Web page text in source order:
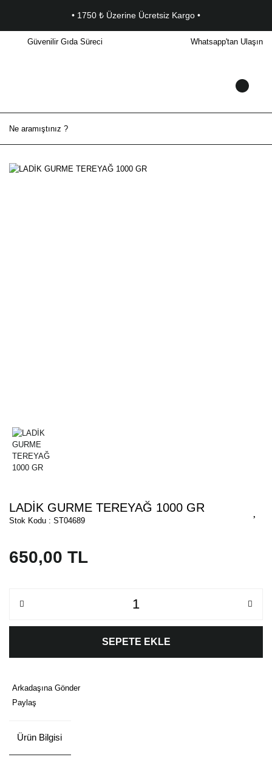
• 1750 ₺ Üzerine Ücretsiz Kargo •
Güvenilir Gıda Süreci Whatsapp'tan Ulaşın
LADİK GURME TEREYAĞ 1000 GR
Stok Kodu : ST04689
650,00 TL
SEPETE EKLE
Arkadaşına Gönder
Paylaş
Ürün Bilgisi